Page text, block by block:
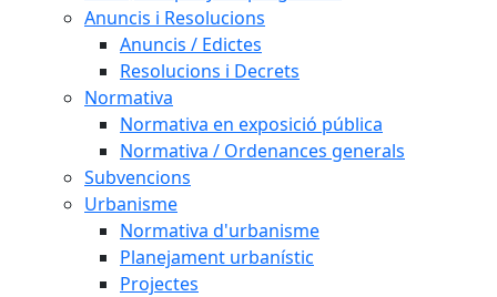
Anuncis i Resolucions
Anuncis / Edictes
Resolucions i Decrets
Normativa
Normativa en exposició pública
Normativa / Ordenances generals
Subvencions
Urbanisme
Normativa d'urbanisme
Planejament urbanístic
Projectes